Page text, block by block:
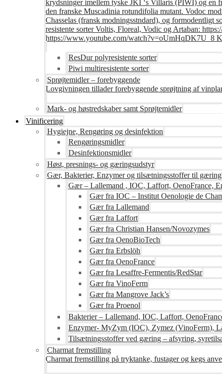
krydsninger imellem tyske JKI ‘s Villaris (PIWI) og en
den franske Muscadinia rotundifolia mutant. Vodoc
Chasselas (fransk modningsstndard), og formodentligt
resistente sorter Voltis, Floreal, Vodic og Artaban:
https://www.youtube.com/watch?v=oUmHqDK7U_8
ResDur polyresistente sorter
Piwi multiresistente sorter
Sprøjtemidler – forebyggende
Lovgivningen tillader forebyggende sprøjtning af
Mark- og høstredskaber samt Sprøjtemidler
Vinificering
Hygiejne, Rengøring og desinfektion
Rengøringsmidler
Desinfektionsmidler
Høst, presnings- og gæringsudstyr
Gær, Bakterier, Enzymer og tilsætningsstoffer til gæring
Gær – Lallemand , IOC, Laffort, OenoFrance,
Gær fra IOC – Institut Oenologie de
Gær fra Lallemand
Gær fra Laffort
Gær fra Christian Hansen/Novozymes
Gær fra OenoBioTech
Gær fra Erbslöh
Gær fra OenoFrance
Gær fra Lesaffre-Fermentis/RedStar
Gær fra VinoFerm
Gær fra Mangrove Jack’s
Gær fra Proenol
Bakterier – Lallemand, IOC, Laffort,
Enzymer- MyZym (IOC), Zymez (VinoFerm),
Tilsætningsstoffer ved gæring – afsyring,
Charmat fremstilling
Charmat fremstilling på tryktanke, fustager og kegs